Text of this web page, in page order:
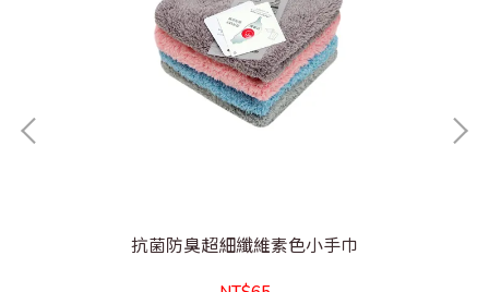
抗菌防臭超細纖維素色小手巾